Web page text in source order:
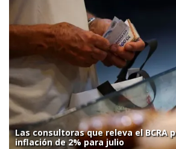
Las consultoras que releva el BCRA
inflación de 2% para julio